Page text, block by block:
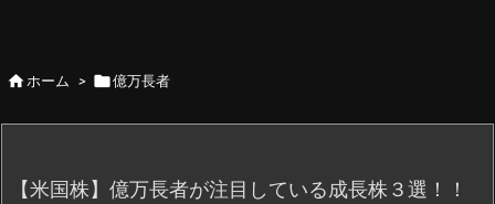
ホーム > 億万長者
【米国株】億万長者が注目している成長株３選！！